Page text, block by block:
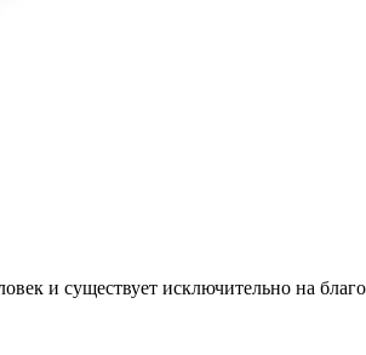
и существует исключительно на